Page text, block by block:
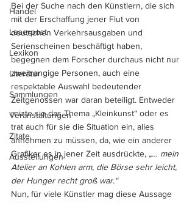
Handel
Leserpost
Lexikon
Literatur
Sammlungen
Veranstaltungen
Zitate
Ausstellungen
Bei der Suche nach den Künstlern, die sich
mit der Erschaffung jener Flut von
deutschen Verkehrsausgaben und
Serienscheinen beschäftigt haben,
begegnen dem Forscher durchaus nicht nur
zweitrangige Personen, auch eine
respektable Auswahl bedeutender
Zeitgenossen war daran beteiligt. Entweder
reizte sie das Thema „Kleinkunst“ oder es
trat auch für sie die Situa­tion ein, alles
annehmen zu müssen, da, wie ein anderer
Grafiker es in jener Zeit ausdrückte, „… mein
Atelier an Kohlen arm, die Börse sehr leicht,
der Hunger recht groß war.“
Nun, für viele Künstler mag diese Aus­sage